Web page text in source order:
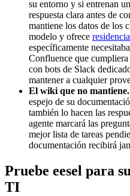
su entorno y si entrenan
respuesta clara antes de
mantiene los datos de los
modelo y ofrece
específicamente
Confluence que
con bots de Slack
mantener a cualquier
El wiki que no mantiene.
espejo de su
también lo hacen las
agente marcará las
mejor lista de tareas
documentación recibirá
Pruebe eesel para
TI